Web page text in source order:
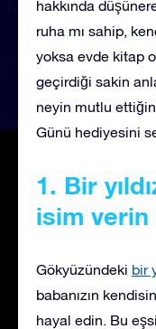
hakkında
ruha mı sahip,
yoksa evde kitap
geçirdiği sakin
neyin mutlu
Günü hediyesini
1. Bir
isim verin
Gökyüzündeki bir
babanızın
hayal edin. Bu